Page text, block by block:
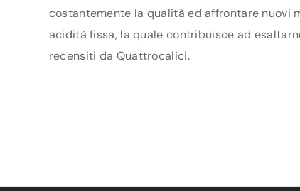
costantemente la qualità ed affrontare nuovi
acidità fissa, la quale contribuisce ad
recensiti da Quattrocalici.